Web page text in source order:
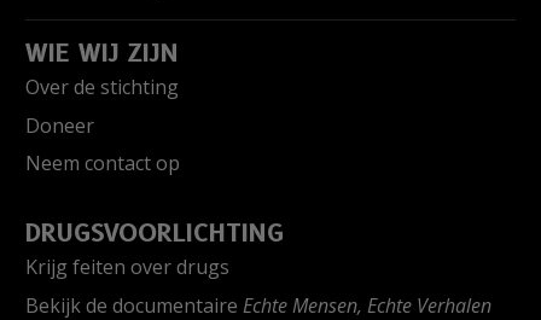
WIE WIJ ZIJN
Over de stichting
Doneer
Neem contact op
DRUGSVOORLICHTING
Krijg feiten over drugs
Bekijk de documentaire Echte Mensen, Echte Verhalen